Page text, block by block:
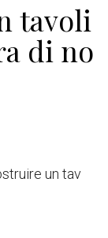
tavoli
di no
un tav